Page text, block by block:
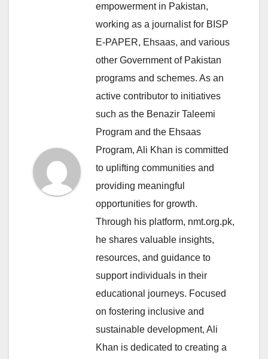
empowerment in Pakistan,
working as a journalist for BISP
E-PAPER, Ehsaas, and various
other Government of Pakistan
programs and schemes. As an
active contributor to initiatives
such as the Benazir Taleemi
Program and the Ehsaas
Program, Ali Khan is committed
to uplifting communities and
providing meaningful
opportunities for growth.
Through his platform, nmt.org.pk,
he shares valuable insights,
resources, and guidance to
support individuals in their
educational journeys. Focused
on fostering inclusive and
sustainable development, Ali
Khan is dedicated to creating a